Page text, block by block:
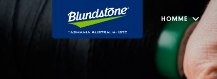
Skip to main content
HOMMESubmenu